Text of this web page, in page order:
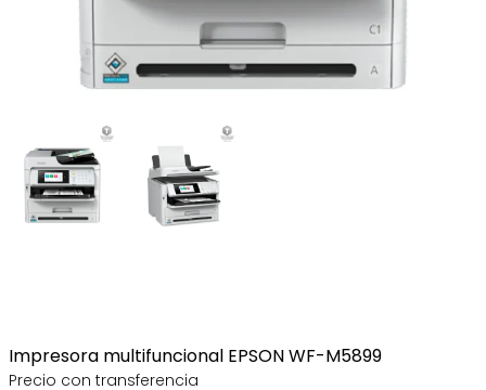
Impresora multifuncional EPSON WF-M5899
Precio con transferencia